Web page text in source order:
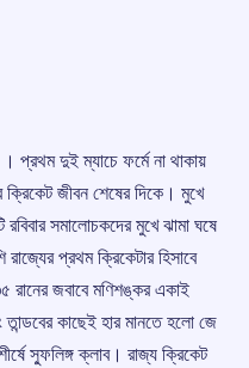
প্রথম দুই ম্যাচে ফর্মে না থাকায়
ক্রিকেট জীবন শেষের দিকে। মুখে
রবিবার সমালোচকদের মুখে ঝামা ঘষে
রাজ্যের প্রথম ক্রিকেটার হিসাবে
জবাবে মণিশঙ্কর একাই
কাছেই হার মানতে হলো জে
স্ফুলিঙ্গ ক্লাব। রাজ্য ক্রিকেট